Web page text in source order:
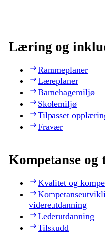
Læring og
Rammeplaner
Læreplaner
Barnehagemiljø
Skolemiljø
Tilpasset
Fravær
Kompetanse og
Kvalitet og
videreutdanning
Lederutdanning
Tilskudd